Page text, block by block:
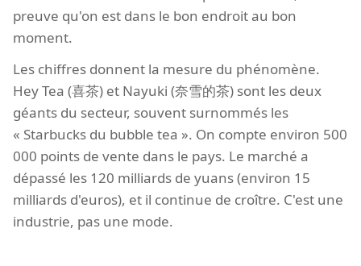
preuve qu'on est dans le bon endroit au bon
moment.
Les chiffres donnent la mesure du phénomène.
Hey Tea (喜茶) et Nayuki (奈雪的茶) sont les deux
géants du secteur, souvent surnommés les
« Starbucks du bubble tea ». On compte environ 500
000 points de vente dans le pays. Le marché a
dépassé les 120 milliards de yuans (environ 15
milliards d'euros), et il continue de croître. C'est une
industrie, pas une mode.